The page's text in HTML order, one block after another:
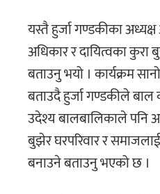
यस्तै हुर्जा गण्डकीका
अधिकार र दायित्वका
बताउनु भयो । कार्यक्रम
बताउदै हुर्जा गण्डकीले
उदेश्य बालबालिकाले पनि
बुझेर घरपरिवार र
बनाउने बताउनु भएको छ ।